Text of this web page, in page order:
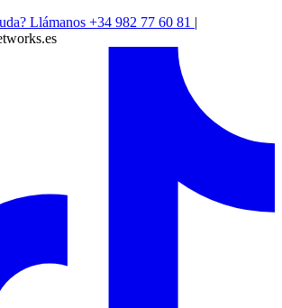
Llámanos +34 982 77 60 81 |